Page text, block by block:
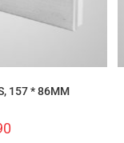
157 * 86MM